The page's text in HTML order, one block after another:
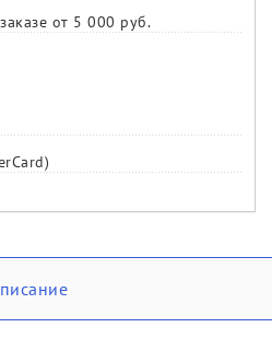
от 5 000 руб.